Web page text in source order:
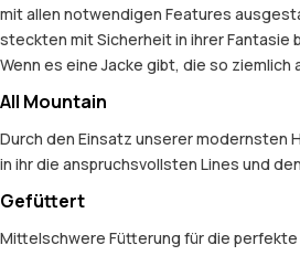
mit allen notwendigen Features
steckten mit Sicherheit in ihrer Fantasie
Wenn es eine Jacke gibt, die so ziemlich
All Mountain
Durch den Einsatz unserer modernsten
in ihr die anspruchsvollsten Lines und
Gefüttert
Mittelschwere Fütterung für die perfekte